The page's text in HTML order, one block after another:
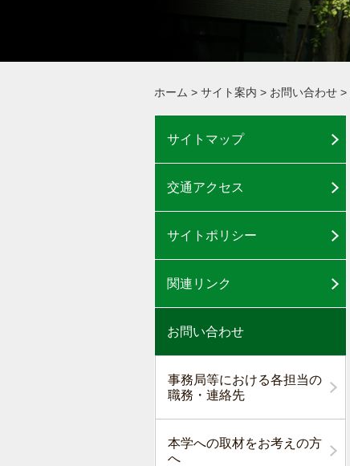
ホーム > サイト案内 > お問い合わせ >
サイトマップ
交通アクセス
サイトポリシー
関連リンク
お問い合わせ
事務局等における各担当の
職務・連絡先
本学への取材をお考えの方
へ